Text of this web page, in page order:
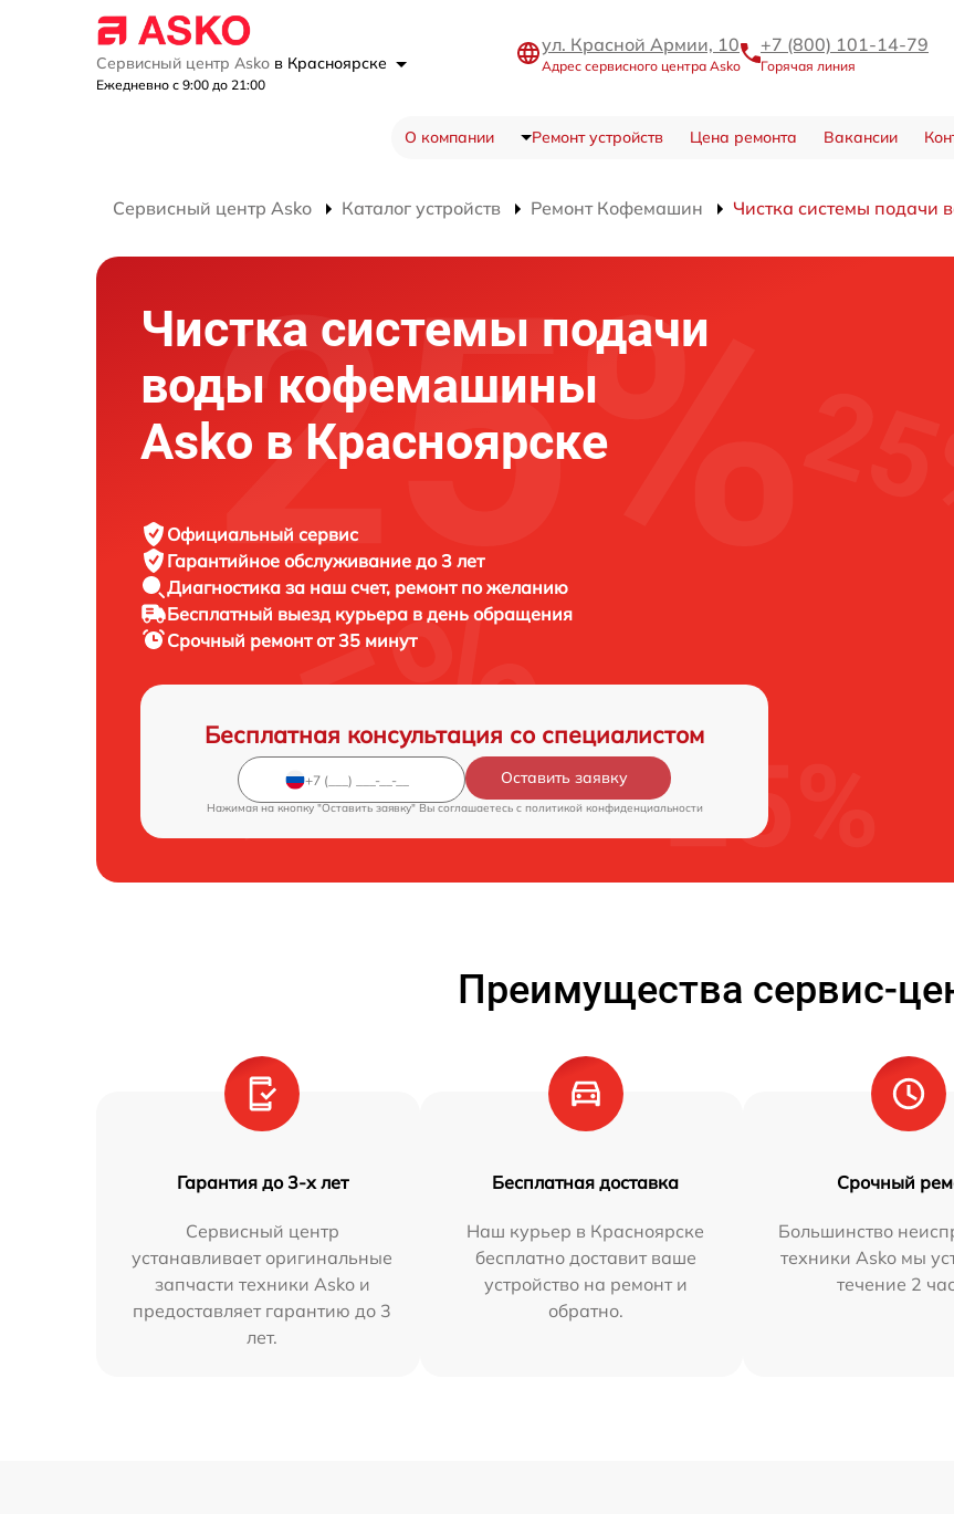
Сервисный центр Asko в Красноярске
Ежедневно с 9:00 до 21:00
ул. Красной Армии, 10
Адрес сервисного центра Asko
+7 (800) 101-14-79
Горячая линия
О компании Ремонт устройств Цена ремонта Вакансии
Сервисный центр Asko Каталог устройств Ремонт Кофемашин Чистка системы подачи
Чистка системы подачи
воды кофемашины
Asko в Красноярске
Официальный сервис
Гарантийное обслуживание до 3 лет
Диагностика за наш счет, ремонт по желанию
Бесплатный выезд курьера в день обращения
Срочный ремонтот 35 минут
Бесплатная консультация со специалистом
Оставить заявку
Нажимая на кнопку "Оставить заявку" Вы соглашаетесь c политикой конфиденциальности
Преимущества сервис-
Гарантия до 3-х лет
Сервисный центр
устанавливает оригинальные
запчасти техники Asko и
предоставляет гарантию до 3
лет.
Бесплатная доставка
Наш курьер в Красноярске
бесплатно доставит ваше
устройство на ремонт и
обратно.
Срочный
Большинство
техники Asko мы
течение 2